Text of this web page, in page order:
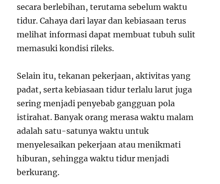
secara berlebihan, terutama sebelum waktu
tidur. Cahaya dari layar dan kebiasaan terus
melihat informasi dapat membuat tubuh sulit
memasuki kondisi rileks.
Selain itu, tekanan pekerjaan, aktivitas yang
padat, serta kebiasaan tidur terlalu larut juga
sering menjadi penyebab gangguan pola
istirahat. Banyak orang merasa waktu malam
adalah satu-satunya waktu untuk
menyelesaikan pekerjaan atau menikmati
hiburan, sehingga waktu tidur menjadi
berkurang.